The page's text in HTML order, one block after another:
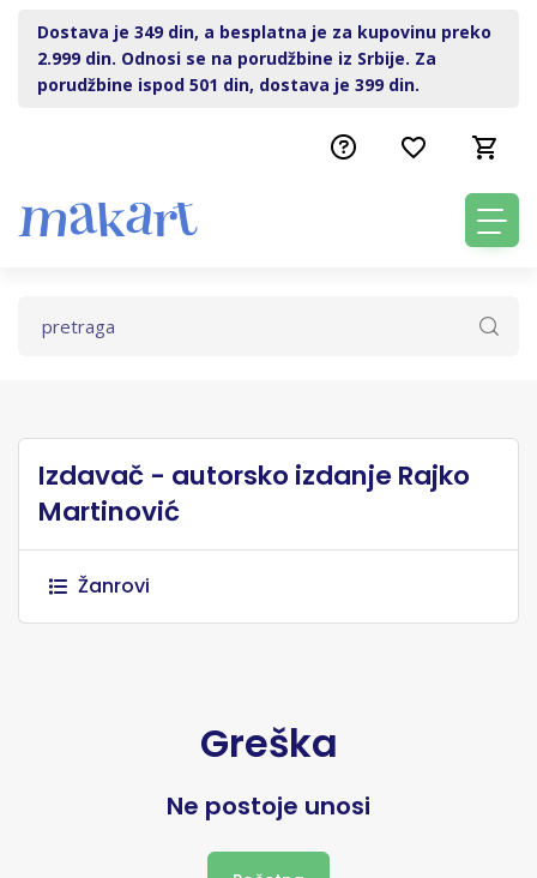
Dostava je 349 din, a besplatna je za kupovinu preko
2.999 din. Odnosi se na porudžbine iz Srbije. Za
porudžbine ispod 501 din, dostava je 399 din.
Izdavač - autorsko izdanje Rajko
Martinović
Žanrovi
Greška
Ne postoje unosi